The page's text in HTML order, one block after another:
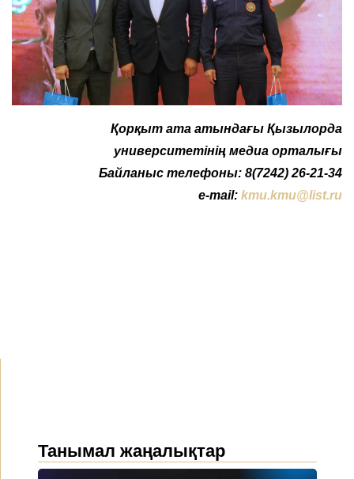
Қорқыт ата атындағы Қызылорда
университетінің медиа орталығы
Байланыс телефоны: 8(7242) 26-21-34
e-mail: kmu.kmu@list.ru
Танымал жаңалықтар